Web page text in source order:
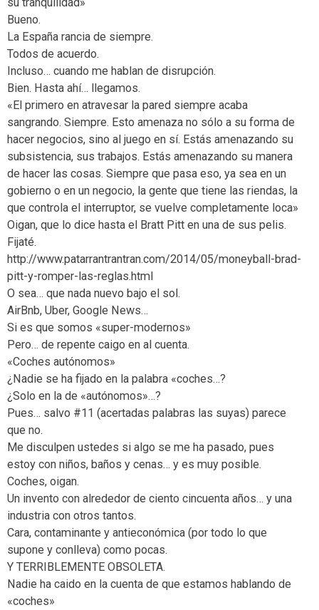
Bueno.
La España rancia de siempre.
Todos de acuerdo.
Incluso… cuando me hablan de disrupción.
Bien. Hasta ahí… llegamos.
«El primero en atravesar la pared siempre acaba
sangrando. Siempre. Esto amenaza no sólo a su forma de
hacer negocios, sino al juego en sí. Estás amenazando su
subsistencia, sus trabajos. Estás amenazando su manera
de hacer las cosas. Siempre que pasa eso, ya sea en un
gobierno o en un negocio, la gente que tiene las riendas, la
que controla el interruptor, se vuelve completamente loca»
Oigan, que lo dice hasta el Bratt Pitt en una de sus pelis.
Fijaté.
http://www.patarrantrantran.com/2014/05/moneyball-brad-
pitt-y-romper-las-reglas.html
O sea… que nada nuevo bajo el sol.
AirBnb, Uber, Google News…
Si es que somos «super-modernos»
Pero… de repente caigo en al cuenta.
«Coches autónomos»
¿Nadie se ha fijado en la palabra «coches…?
¿Solo en la de «autónomos»…?
Pues… salvo #11 (acertadas palabras las suyas) parece
que no.
Me disculpen ustedes si algo se me ha pasado, pues
estoy con niños, baños y cenas… y es muy posible.
Coches, oigan.
Un invento con alrededor de ciento cincuenta años… y una
industria con otros tantos.
Cara, contaminante y antieconómica (por todo lo que
supone y conlleva) como pocas.
Y TERRIBLEMENTE OBSOLETA.
Nadie ha caido en la cuenta de que estamos hablando de
«coches»